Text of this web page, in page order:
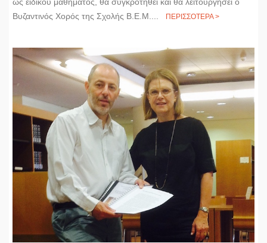
Βυζαντινός Χορός της Σχολής Β.Ε.Μ....
ΠΕΡΙΣΣΟΤΕΡΑ >